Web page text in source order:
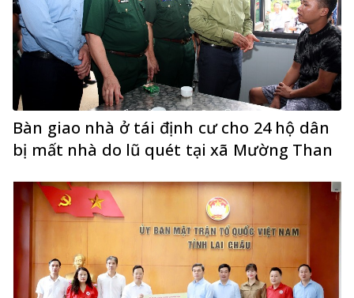
Bàn giao nhà ở tái định cư cho 24 hộ dân
bị mất nhà do lũ quét tại xã Mường Than